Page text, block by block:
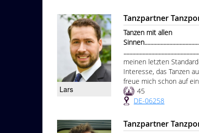
Lars
Tanzpartner
Tanzen mit allen
meinen letzten
Interesse, das Tanzen
freue mich schon auf
45
DE-06258
Tanzpartner